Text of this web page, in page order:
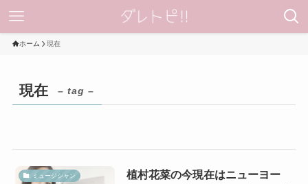
ホーム 現在
現在 – tag –
ミュージシャン
植村花菜の今現在はニューヨー